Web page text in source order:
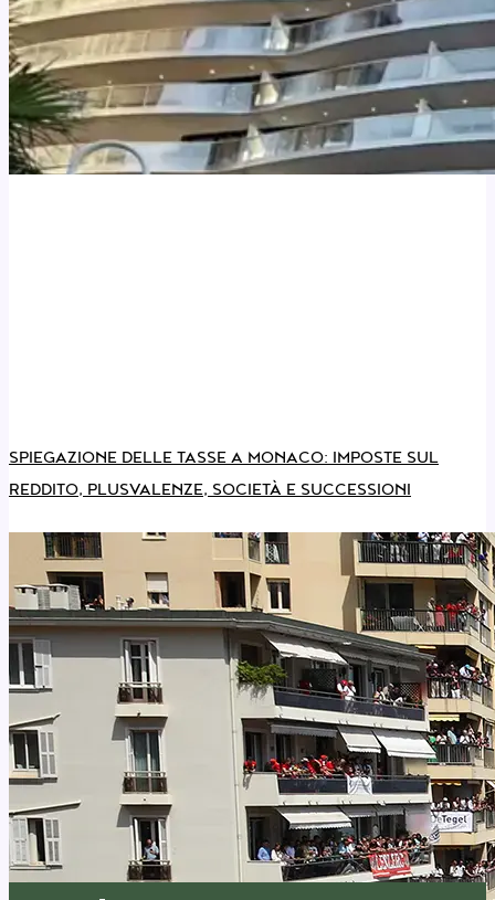
SPIEGAZIONE DELLE TASSE A MONACO: IMPOSTE SUL
REDDITO, PLUSVALENZE, SOCIETÀ E SUCCESSIONI